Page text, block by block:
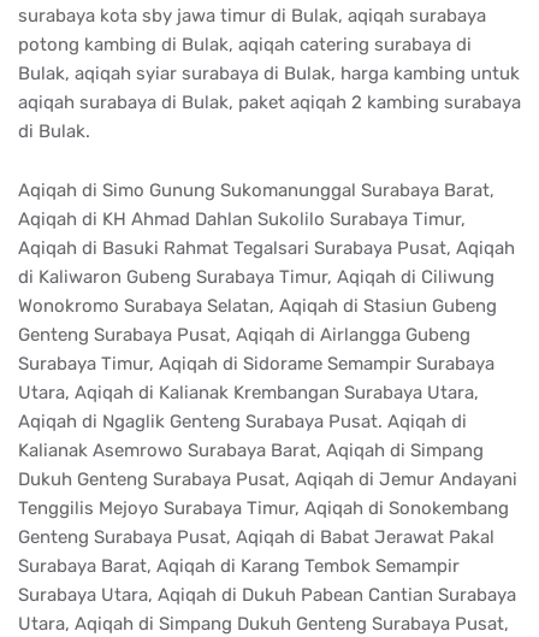
surabaya kota sby jawa timur di Bulak, aqiqah surabaya
potong kambing di Bulak, aqiqah catering surabaya di
Bulak, aqiqah syiar surabaya di Bulak, harga kambing untuk
aqiqah surabaya di Bulak, paket aqiqah 2 kambing surabaya
di Bulak.
Aqiqah di Simo Gunung Sukomanunggal Surabaya Barat,
Aqiqah di KH Ahmad Dahlan Sukolilo Surabaya Timur,
Aqiqah di Basuki Rahmat Tegalsari Surabaya Pusat, Aqiqah
di Kaliwaron Gubeng Surabaya Timur, Aqiqah di Ciliwung
Wonokromo Surabaya Selatan, Aqiqah di Stasiun Gubeng
Genteng Surabaya Pusat, Aqiqah di Airlangga Gubeng
Surabaya Timur, Aqiqah di Sidorame Semampir Surabaya
Utara, Aqiqah di Kalianak Krembangan Surabaya Utara,
Aqiqah di Ngaglik Genteng Surabaya Pusat. Aqiqah di
Kalianak Asemrowo Surabaya Barat, Aqiqah di Simpang
Dukuh Genteng Surabaya Pusat, Aqiqah di Jemur Andayani
Tenggilis Mejoyo Surabaya Timur, Aqiqah di Sonokembang
Genteng Surabaya Pusat, Aqiqah di Babat Jerawat Pakal
Surabaya Barat, Aqiqah di Karang Tembok Semampir
Surabaya Utara, Aqiqah di Dukuh Pabean Cantian Surabaya
Utara, Aqiqah di Simpang Dukuh Genteng Surabaya Pusat,